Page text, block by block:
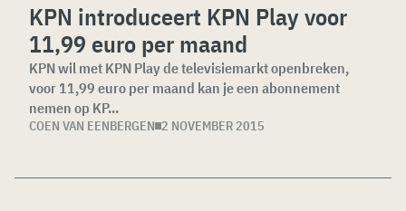
KPN introduceert KPN Play voor
11,99 euro per maand
KPN wil met KPN Play de televisiemarkt openbreken,
voor 11,99 euro per maand kan je een abonnement
nemen op KP...
COEN VAN EENBERGEN 2 NOVEMBER 2015